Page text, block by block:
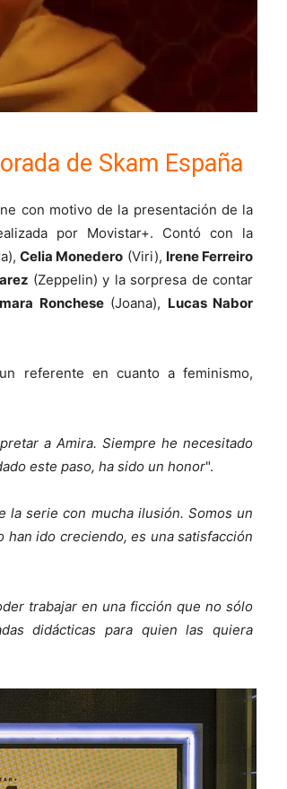
de Skam España
con motivo de la presentación de la
por Movistar+. Contó con la
Celia Monedero (Viri), Irene Ferreiro
(Zeppelin) y la sorpresa de contar
Ronchese(Joana), Lucas Nabor
referente en cuanto a feminismo,
a Amira. Siempre he necesitado
este paso, ha sido un honor".
la serie con mucha ilusión. Somos un
han ido creciendo, es una satisfacción
trabajar en una ficción que no sólo
didácticas para quien las quiera